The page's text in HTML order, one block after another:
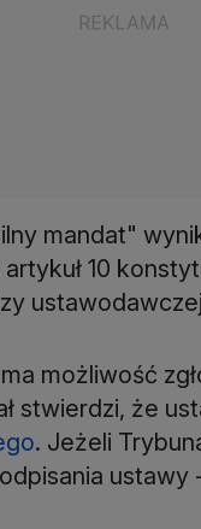
mandat"
10
możliwość
stwierdzi, że
. Jeżeli
ustawy